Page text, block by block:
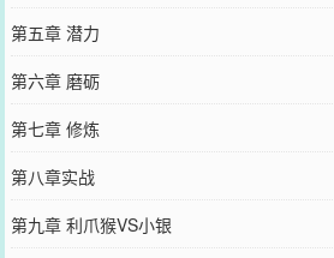
第五章 潜力
第六章 磨砺
第七章 修炼
第八章实战
第九章 利爪猴VS小银